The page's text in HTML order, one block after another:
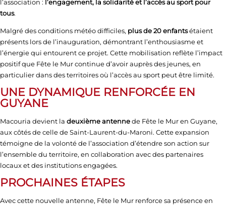
l’association : l’engagement, la solidarité et l’accès au sport pour
tous.
Malgré des conditions météo difficiles, plus de 20 enfantsétaient
présents lors de l’inauguration, démontrant l’enthousiasme et
l’énergie qui entourent ce projet. Cette mobilisation reflète l’impact
positif que Fête le Mur continue d’avoir auprès des jeunes, en
particulier dans des territoires où l’accès au sport peut être limité.
UNE DYNAMIQUE RENFORCÉE EN
GUYANE
Macouria devient la deuxième antennede Fête le Mur en Guyane,
aux côtés de celle de Saint-Laurent-du-Maroni. Cette expansion
témoigne de la volonté de l’association d’étendre son action sur
l’ensemble du territoire, en collaboration avec des partenaires
locaux et des institutions engagées.
PROCHAINES ÉTAPES
Avec cette nouvelle antenne, Fête le Mur renforce sa présence en